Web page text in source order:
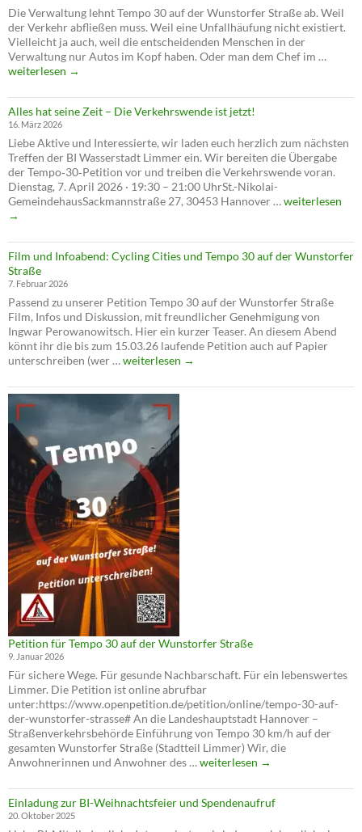
Die Verwaltung lehnt Tempo 30 auf der Wunstorfer Straße ab. Weil
der Verkehr abfließen muss. Weil eine Unfallhäufung nicht existiert.
Vielleicht ja auch, weil die entscheidenden Menschen in der
Verwaltung nur Autos im Kopf haben. Oder man dem Chef im …
30
die
weiterlesen →
Alles hat seine Zeit – Die Verkehrswende ist jetzt!
16. März 2026
Liebe Aktive und Interessierte, wir laden euch herzlich zum nächsten
Treffen der BI Wasserstadt Limmer ein. Wir bereiten die Übergabe
der Tempo‑30‑Petition vor und treiben die Verkehrswende voran.
Dienstag, 7. April 2026 · 19:30 – 21:00 UhrSt.-Nikolai-
GemeindehausSackmannstraße 27, 30453 Hannover …Alles
Zeit
–
ist
jetzt!
weiterlesen
→
Film und Infoabend: Cycling Cities und Tempo 30 auf der Wunstorfer
Straße
7. Februar 2026
Passend zu unserer Petition Tempo 30 auf der Wunstorfer Straße
Film, Infos und Diskussion, mit freundlicher Genehmigung von
Ingwar Perowanowitsch. Hier ein kurzer Teaser. An diesem Abend
könnt ihr die bis zum 15.03.26 laufende Petition auch auf Papier
unterschreiben (wer …Film
Infoabend:
Cycling
Cities
und
Tempo
30
auf
der
Wunstorfer
Straße
weiterlesen →
Petition für Tempo 30 auf der Wunstorfer Straße
9. Januar 2026
Für sichere Wege. Für gesunde Nachbarschaft. Für ein lebenswertes
Limmer. Die Petition ist online abrufbar
unter:https://www.openpetition.de/petition/online/tempo-30-auf-
der-wunstorfer-strasse# An die Landeshauptstadt Hannover –
Straßenverkehrsbehörde Einführung von Tempo 30 km/h auf der
gesamten Wunstorfer Straße (Stadtteil Limmer) Wir, die
Anwohnerinnen und Anwohner des …Petition
Tempo
30
weiterlesen →
Einladung zur BI-Weihnachtsfeier und Spendenaufruf
20. Oktober 2025